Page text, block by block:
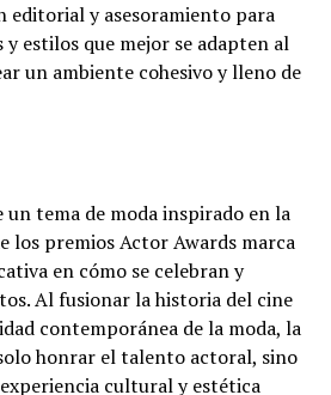
editorial y asesoramiento para
estilos que mejor se adapten al
un ambiente cohesivo y lleno de
tema de moda inspirado en la
los premios Actor Awards marca
en cómo se celebran y
Al fusionar la historia del cine
contemporánea de la moda, la
honrar el talento actoral, sino
cultural y estética